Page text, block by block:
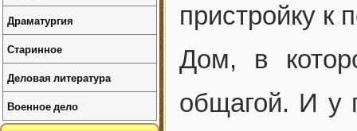
пристройку к
Дом, в
общагой. И у
Драматургия
Старинное
Деловая литература
Военное дело